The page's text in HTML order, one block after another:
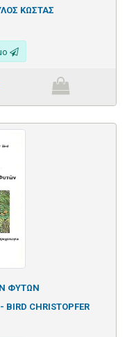
ΚΩΣΤΑΣ
ΦΥΤΩΝ
BIRD CHRISTOPFER